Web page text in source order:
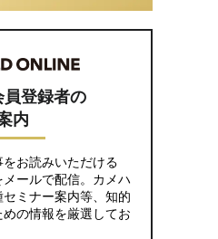
員登録者の
内
をお読みいただける
ールで配信。カメハ
ミナー案内等、知的
の情報を厳選してお